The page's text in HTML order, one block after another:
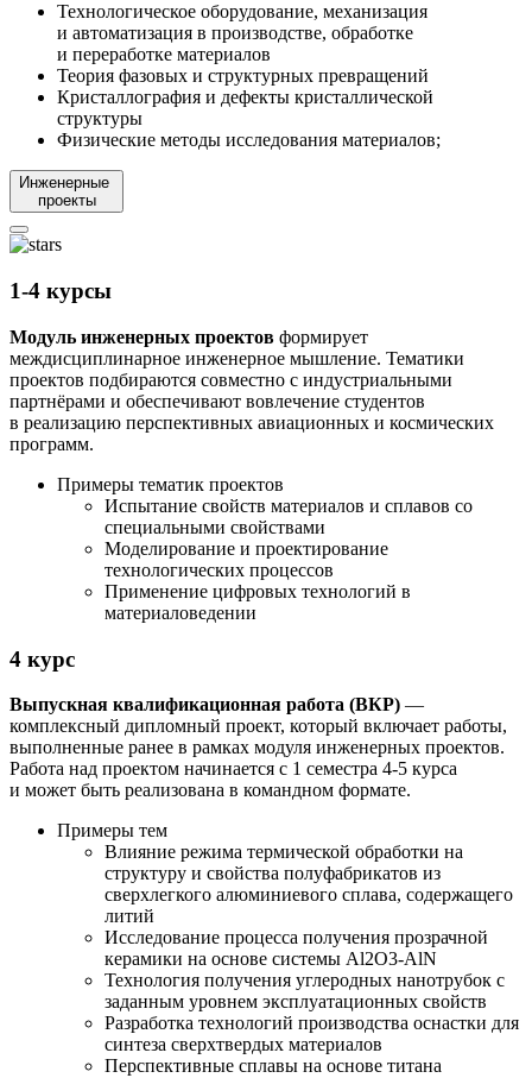
Технологическое оборудование, механизация
и автоматизация в производстве, обработке
и переработке материалов
Теория фазовых и структурных превращений
Кристаллография и дефекты кристаллической
структуры
Физические методы исследования материалов;
Инженерные
проекты
1-4 курсы
Модуль инженерных проектов формирует
междисциплинарное инженерное мышление. Тематики
проектов подбираются совместно с индустриальными
партнёрами и обеспечивают вовлечение студентов
в реализацию перспективных авиационных и космических
программ.
Примеры тематик проектов
Испытание свойств материалов и сплавов со
специальными свойствами
Моделирование и проектирование
технологических процессов
Применение цифровых технологий в
материаловедении
4 курс
Выпускная квалификационная работа (ВКР) —
комплексный дипломный проект, который включает работы,
выполненные ранее в рамках модуля инженерных проектов.
Работа над проектом начинается с 1 семестра 4-5 курса
и может быть реализована в командном формате.
Примеры тем
Влияние режима термической обработки на
структуру и свойства полуфабрикатов из
сверхлегкого алюминиевого сплава, содержащего
литий
Исследование процесса получения прозрачной
керамики на основе системы Al2O3-AlN
Технология получения углеродных нанотрубок с
заданным уровнем эксплуатационных свойств
Разработка технологий производства оснастки для
синтеза сверхтвердых материалов
Перспективные сплавы на основе титана